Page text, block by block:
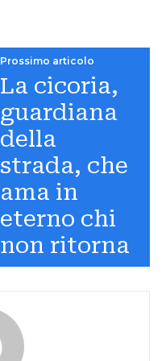
Prossimo articolo
La cicoria,
guardiana
della
strada, che
ama in
eterno chi
non ritorna